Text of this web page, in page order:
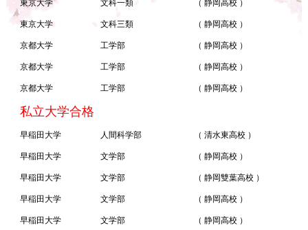
東京大学 文科一類 （ 静岡高校 ）
東京大学 文科三類 （ 静岡高校 ）
京都大学 工学部 （ 静岡高校 ）
京都大学 工学部 （ 静岡高校 ）
京都大学 工学部 （ 静岡高校 ）
私立大学合格
早稲田大学 人間科学部 （ 清水東高校 ）
早稲田大学 文学部 （ 静岡高校 ）
早稲田大学 文学部 （ 静岡雙葉高校 ）
早稲田大学 文学部 （ 静岡高校 ）
早稲田大学 文学部 （ 静岡高校 ）